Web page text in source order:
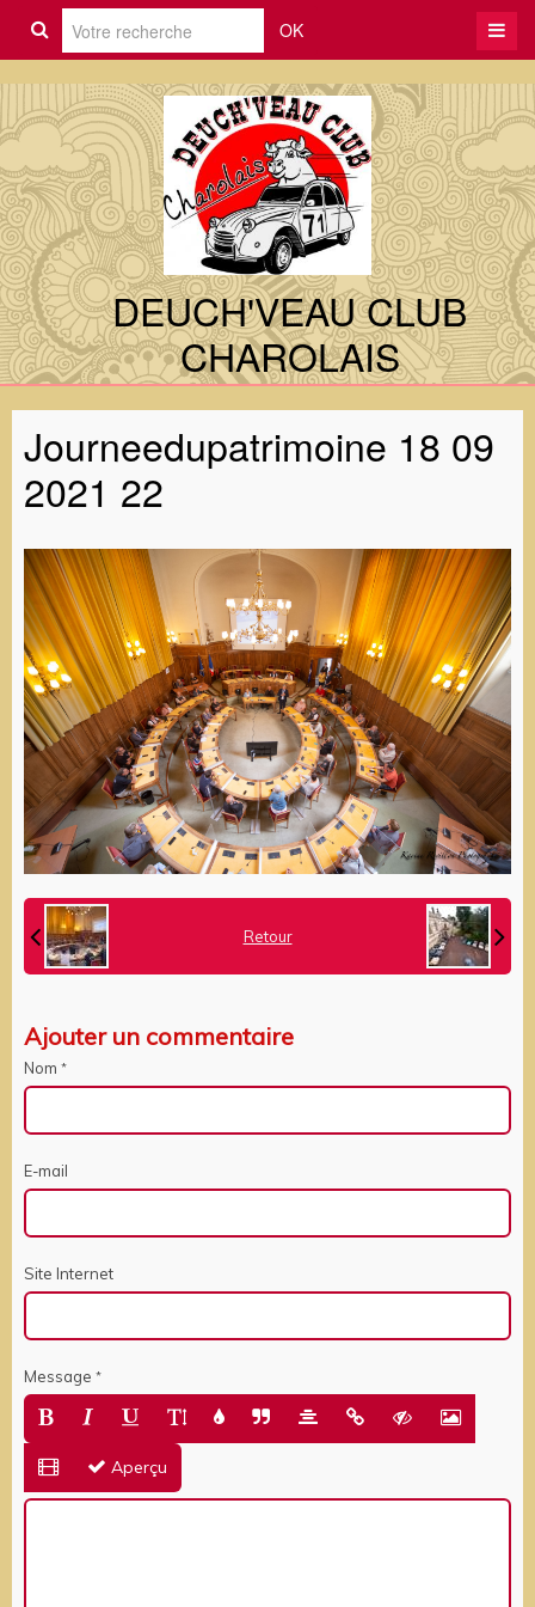
OK
DEUCH'VEAU CLUB
CHAROLAIS
Journeedupatrimoine 18 09
2021 22
Retour
Ajouter un commentaire
Nom
E-mail
Site Internet
Message
Aperçu